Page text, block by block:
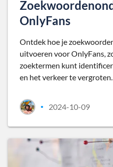
OnlyFans
Ontdek hoe je
uitvoeren voor OnlyFans,
zoektermen kunt
en het verkeer te vergroten.
• 2024-10-09